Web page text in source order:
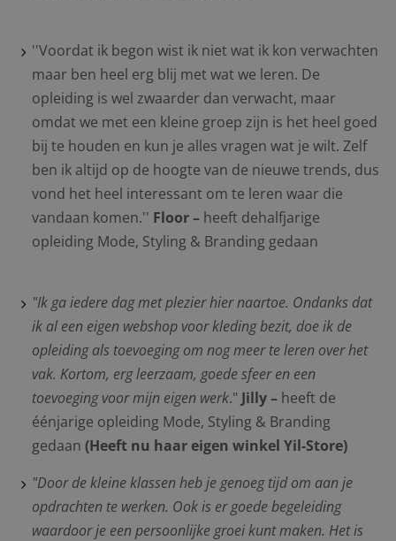
''Voordat ik begon wist ik niet wat ik kon verwachten
maar ben heel erg blij met wat we leren. De
opleiding is wel zwaarder dan verwacht, maar
omdat we met een kleine groep zijn is het heel goed
bij te houden en kun je alles vragen wat je wilt. Zelf
ben ik altijd op de hoogte van de nieuwe trends, dus
vond het heel interessant om te leren waar die
vandaan komen.'' Floor– heeft dehalfjarige
opleiding Mode, Styling & Branding gedaan
"Ik ga iedere dag met plezier hier naartoe. Ondanks dat
ik al een eigen webshop voor kleding bezit, doe ikde
opleiding als toevoeging om nog meer te leren over het
vak. Kortom, erg leerzaam, goede sfeer en een
toevoegingvoor mijn eigen werk."Jilly– heeft de
éénjarige opleiding Mode, Styling & Branding
gedaan (Heeft nu haar eigen winkel Yil-Store)
"Door de kleine klassen heb je genoeg tijd om aan je
opdrachten te werken. Ook is er goede begeleiding
waardoor je een persoonlijke groei kunt maken. Het is